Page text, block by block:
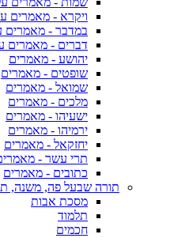
ויקרא - מאמרים
במדבר - מאמרים
דברים - מאמרים
יהושע - מאמרים
שופטים - מאמרים
שמואל - מאמרים
מלכים - מאמרים
ישעיהו - מאמרים
ירמיהו - מאמרים
יחזקאל - מאמרים
תרי עשר -
כתובים - מאמרים
תורה שבעל פה, משנה,
מסכת אבות
תלמוד
חכמים